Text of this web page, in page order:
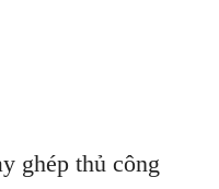
ghép thủ công